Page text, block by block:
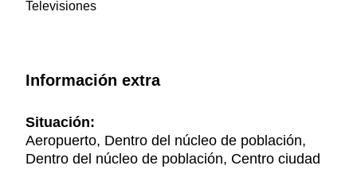
Televisiones
Información extra
Situación:
Aeropuerto, Dentro del núcleo de población,
Dentro del núcleo de población, Centro ciudad